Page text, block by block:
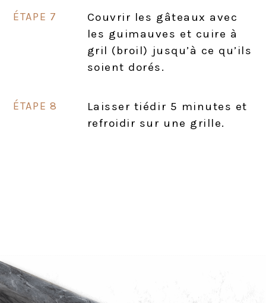
Couvrir les gâteaux avec
les guimauves et cuire à
gril (broil) jusqu’à ce qu’ils
soient dorés.
Laisser tiédir 5 minutes et
refroidir sur une grille.